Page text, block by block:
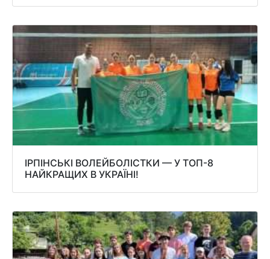
ІРПІНСЬКІ ВОЛЕЙБОЛІСТКИ — У ТОП-8
НАЙКРАЩИХ В УКРАЇНІ!